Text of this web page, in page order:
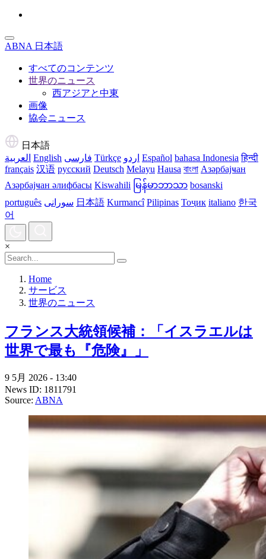
ABNA 日本語
すべてのコンテンツ
世界のニュース
西アジアと中東
画像
協会ニュース
日本語
العربية English فارسی Türkçe اردو Español bahasa Indonesia हिन्दी
français 汉语 русский Deutsch Melayu Hausa বাংলা Азәрбајҹан
Азәрбајҹан әлифбасы Kiswahili မြန်မာဘာသာ bosanski
português سورانی 日本語 Kurmancî Pilipinas Тоҷик italiano 한국
어
×
Home
サービス
世界のニュース
フランス大統領候補：「イスラエルは
世界で最も『危険』」
9 5月 2026 - 13:40
News ID: 1811791
Source: ABNA